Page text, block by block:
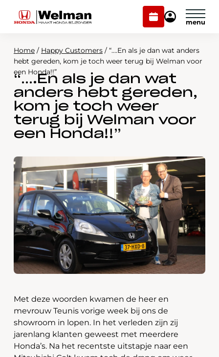
Plan
onderhoud
Mijn
Modellen
Voorraad
Onderhoud en service
Over ons
Webshop
Contact
Plan onderhoud
Mijn Honda Welman
Home / Happy Customers / “….En als je dan wat anders
hebt gereden, kom je toch weer terug bij Welman voor
een Honda!!”
“….En als je dan wat
anders hebt gereden,
kom je toch weer
terug bij Welman voor
een Honda!!”
Met deze woorden kwamen de heer en
mevrouw Teunis vorige week bij ons de
showroom in lopen. In het verleden zijn zij
jarenlang klanten geweest met meerdere
Honda’s. Na het recentste uitstapje naar een